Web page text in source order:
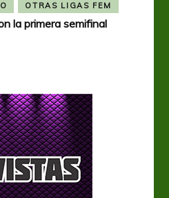
OTRAS LIGAS FEM
la primera semifinal